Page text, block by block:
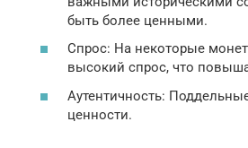
быть более ценными.
Спрос: На некоторые
высокий спрос, что
Аутентичность:
ценности.